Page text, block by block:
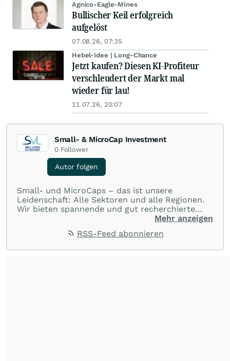
Agnico-Eagle-Mines
Bullischer Keil erfolgreich
aufgelöst
07.08.26, 07:35
Hebel-Idee | Long-Chance
Jetzt kaufen? Diesen KI-Profiteur
verschleudert der Markt mal
wieder für lau!
21.07.26, 20:07
Small- & MicroCap Investment
0 Follower
Autor folgen
Small- und MicroCaps – das ist unsere
Leidenschaft: Alle Sektoren und alle Regionen.
Wir bieten spannende und gut recherchierte
Einblicke in branchen- und marktbezogene
umfangreiche Erfahrungen in der Branche und
Mehr anzeigen
RSS-Feed abonnieren